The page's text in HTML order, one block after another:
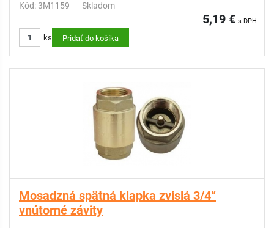
Kód: 3M1159 Skladom
5,19 € s DPH
ks Pridať do košíka
Mosadzná spätná klapka zvislá 3/4“
vnútorné závity